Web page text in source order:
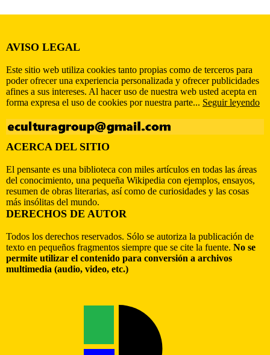
AVISO LEGAL
Este sitio web utiliza cookies tanto propias como de terceros para
poder ofrecer una experiencia personalizada y ofrecer publicidades
afines a sus intereses. Al hacer uso de nuestra web usted acepta en
forma expresa el uso de cookies por nuestra parte... Seguir leyendo
ACERCA DEL SITIO
El pensante es una biblioteca con miles artículos en todas las áreas
del conocimiento, una pequeña Wikipedia con ejemplos, ensayos,
resumen de obras literarias, así como de curiosidades y las cosas
más insólitas del mundo.
DERECHOS DE AUTOR
Todos los derechos reservados. Sólo se autoriza la publicación de
texto en pequeños fragmentos siempre que se cite la fuente. No se
permite utilizar el contenido para conversión a archivos
multimedia (audio, video, etc.)